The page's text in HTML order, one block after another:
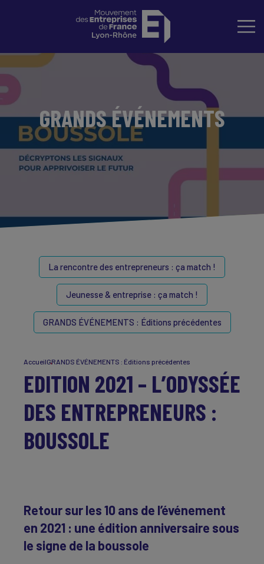
GRANDS ÉVÉNEMENTS
La rencontre des entrepreneurs : ça match !
Jeunesse & entreprise : ça match !
GRANDS ÉVÉNEMENTS : Éditions précédentes
AccueilGRANDS ÉVÉNEMENTS : Éditions précédentes
EDITION 2021 – L’ODYSSÉE
DES ENTREPRENEURS :
BOUSSOLE
Retour sur les 10 ans de l’événement
en 2021 : une édition anniversaire sous
le signe de la boussole